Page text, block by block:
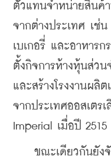
ตัวแทนจำหน่ายสินค้า
จากต่างประเทศ เช่
เบเกอรี่ และอาหาร
ตั้งกิจการห้างหุ้นส่ว
และสร้างโรงงานผลิ
จากประเทศออสเตร
Imperial เมื่อปี 2515
ขณะเดียวกันยังจั